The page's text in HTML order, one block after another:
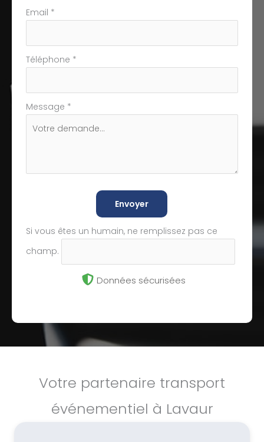
Email *
Téléphone *
Message *
Envoyer
Si vous êtes un humain, ne remplissez pas ce
champ.
Données sécurisées
Votre partenaire transport
événementiel à Lavaur